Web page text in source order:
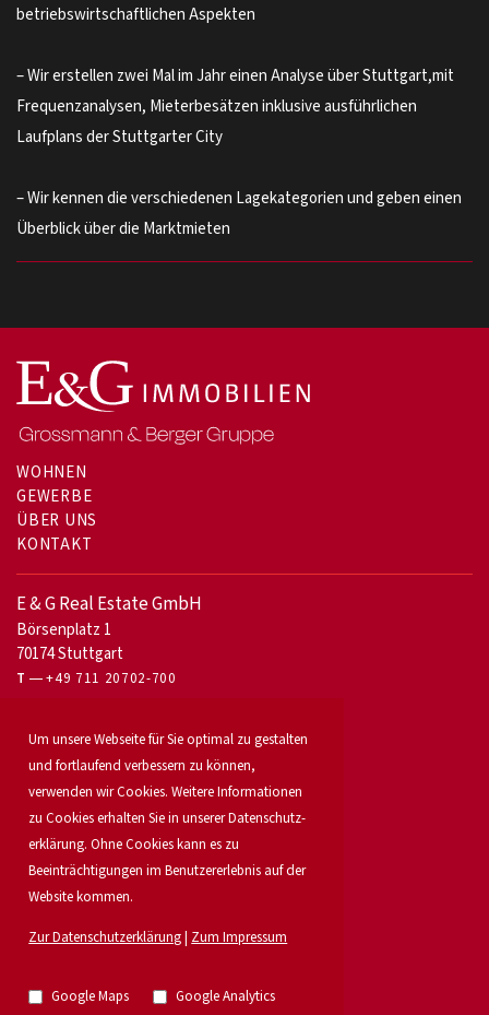
betriebswirtschaftlichen Aspekten
– Wir erstellen zwei Mal im Jahr einen Analyse über Stuttgart,mit
Frequenzanalysen, Mieterbesätzen inklusive ausführlichen
Laufplans der Stuttgarter City
– Wir kennen die verschiedenen Lagekategorien und geben einen
Überblick über die Marktmieten
WOHNEN
GEWERBE
ÜBER UNS
KONTAKT
E & G Real Estate GmbH
Börsenplatz 1
70174 Stuttgart
T +49 711 20702-700
Für Eigentümer
Unser Service
Objekt anbieten
Für Bauträger
Industrie & Logistik
Standorte
Suchauftrag
Karriere
Research
Um unsere Webseite für Sie optimal zu gestalten
und fortlaufend verbessern zu können,
verwenden wir Cookies. Weitere Informationen
zu Cookies erhalten Sie in unserer Daten­schutz­
erklärung. Ohne Cookies kann es zu
Beeinträchtigungen im Benutzererlebnis auf der
Website kommen.
Zur Datenschutzerklärung Zum Impressum
Google Maps Google Analytics